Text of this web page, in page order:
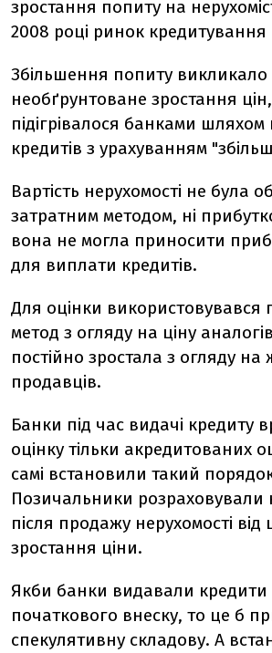
зростання попиту на
2008 році ринок кредитування
Збільшення попиту викликало
необґрунтоване зростання цін,
підігрівалося банками
кредитів з урахуванням
Вартість нерухомості не була
затратним методом, ні
вона не могла приносити
для виплати кредитів.
Для оцінки використовувався
метод з огляду на ціну
постійно зростала з огляду на
продавців.
Банки під час видачі кредиту
оцінку тільки акредитованих
самі встановили такий
Позичальники розраховували
після продажу нерухомості
зростання ціни.
Якби банки видавали кредити
початкового внеску, то це б
спекулятивну складову. А